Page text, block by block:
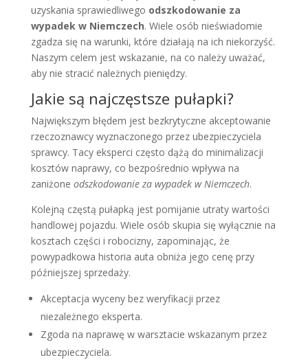
uzyskania sprawiedliwego odszkodowanie za
wypadek w Niemczech. Wiele osób nieświadomie
zgadza się na warunki, które działają na ich niekorzyść.
Naszym celem jest wskazanie, na co należy uważać,
aby nie stracić należnych pieniędzy.
Jakie są najczęstsze pułapki?
Największym błędem jest bezkrytyczne akceptowanie
rzeczoznawcy wyznaczonego przez ubezpieczyciela
sprawcy. Tacy eksperci często dążą do minimalizacji
kosztów naprawy, co bezpośrednio wpływa na
zaniżone odszkodowanie za wypadek w Niemczech.
Kolejną częstą pułapką jest pomijanie utraty wartości
handlowej pojazdu. Wiele osób skupia się wyłącznie na
kosztach części i robocizny, zapominając, że
powypadkowa historia auta obniża jego cenę przy
późniejszej sprzedaży.
Akceptacja wyceny bez weryfikacji przez
niezależnego eksperta.
Zgoda na naprawę w warsztacie wskazanym przez
ubezpieczyciela.